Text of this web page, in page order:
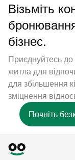
Візьміть
бізнес.
Приєднуйтесь
житла для
для збільшення
зміцнення
Почніть